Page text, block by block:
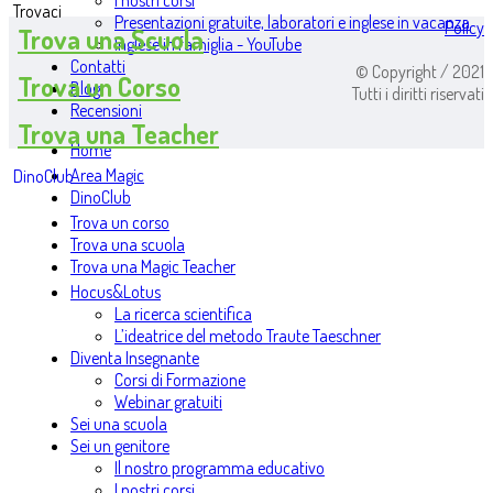
Presentazioni gratuite, laboratori e inglese in vacanza
Inglese in famiglia - YouTube
Contatti
Blog
Recensioni
Home
Area Magic
DinoClub
Trova un corso
Trova una scuola
Trova una Magic Teacher
Hocus&Lotus
La ricerca scientifica
L’ideatrice del metodo Traute Taeschner
Diventa Insegnante
Corsi di Formazione
Webinar gratuiti
Sei una scuola
Sei un genitore
Il nostro programma educativo
Trovaci
Trova una Scuola
Trova un Corso
Trova una Teacher
DinoClub
Policy
© Copyright / 2021
Tutti i diritti riservati